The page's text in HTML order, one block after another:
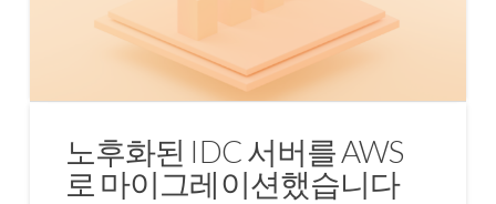
노후화된 IDC 서버를 AWS
로 마이그레이션했습니다